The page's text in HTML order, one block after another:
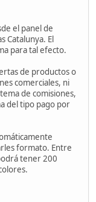
el panel de
Catalunya. El
para tal efecto.
de productos o
comerciales, ni
de comisiones,
del tipo pago por
formato. Entre
tener 200